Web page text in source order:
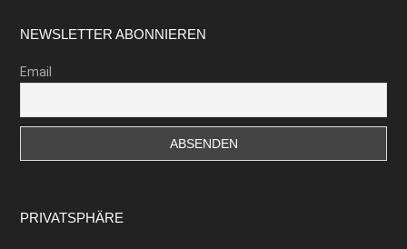
Footer
NEWSLETTER ABONNIEREN
Email
PRIVATSPHÄRE